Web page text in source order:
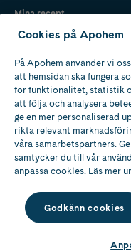
Mina recept
Ladda ner vår app
Apotek med tillstånd
av Läkemedelsverket
Cookies på Apohem
På Apohem använder vi
att hemsidan ska fungera
för funktionalitet, statistik
att följa och analysera
ge en mer personaliserad
rikta relevant
våra samarbetspartners.
samtycker du till vår
anpassa cookies. Läs mer
Godkänn cookies